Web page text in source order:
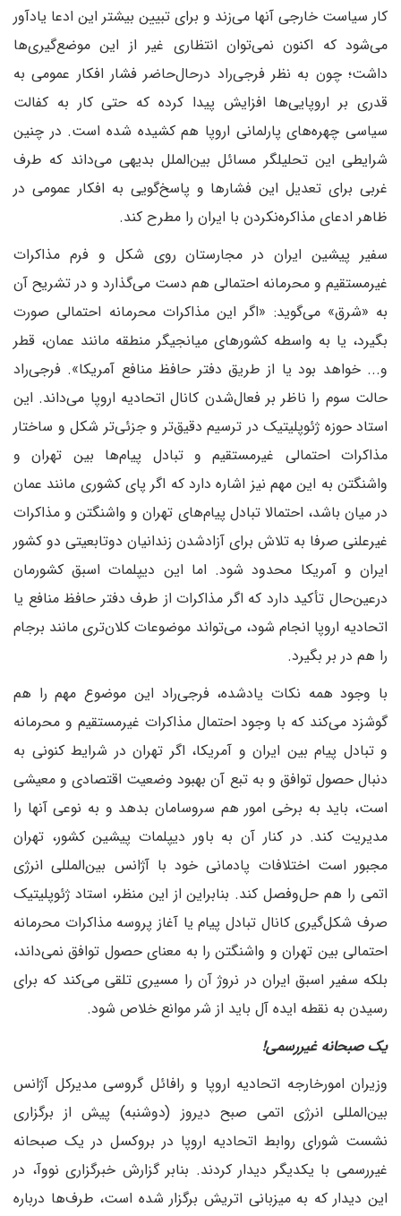
کار سیاست خارجی آنها می‌زند و برای تبیین بیشتر این ادعا یادآور
می‌شود که اکنون نمی‌توان انتظاری غیر از این موضع‌گیری‌ها
داشت؛ چون به نظر فرجی‌راد در‌حال‌حاضر فشار افکار عمومی به
قدری بر اروپایی‌ها افزایش پیدا کرده که حتی کار به کفالت
سیاسی چهره‌های پارلمانی اروپا هم کشیده شده است. در چنین
شرایطی این تحلیلگر مسائل بین‌الملل بدیهی می‌داند که طرف
غربی برای تعدیل این فشارها و پاسخ‌گویی به افکار عمومی در
ظاهر ادعای مذاکره‌نکردن با ایران را مطرح کند.
سفیر پیشین ایران در مجارستان روی شکل و فرم مذاکرات
غیرمستقیم و محرمانه احتمالی هم دست می‌گذارد و در تشریح آن
به «شرق» می‌گوید: «اگر این مذاکرات محرمانه احتمالی صورت
بگیرد، یا به واسطه کشورهای میانجیگر منطقه مانند عمان، قطر
و... خواهد بود یا از طریق دفتر حافظ منافع آمریکا». فرجی‌راد
حالت سوم را ناظر بر فعال‌شدن کانال اتحادیه اروپا می‌داند. این
استاد حوزه ژئوپلیتیک در ترسیم دقیق‌تر و جزئی‌تر شکل و ساختار
مذاکرات احتمالی غیرمستقیم و تبادل پیام‌ها بین تهران و
واشنگتن به این مهم نیز اشاره دارد که اگر پای کشوری مانند عمان
در میان باشد، احتمالا تبادل پیام‌های تهران و واشنگتن و مذاکرات
غیرعلنی صرفا به تلاش برای آزاد‌شدن زندانیان دوتابعیتی دو کشور
ایران و آمریکا محدود شود. اما این دیپلمات اسبق کشورمان
در‌عین‌حال تأکید دارد که اگر مذاکرات از طرف دفتر حافظ منافع یا
اتحادیه اروپا انجام شود، می‌تواند موضوعات کلان‌تری مانند برجام
را هم در بر بگیرد.
با وجود همه نکات یادشده، فرجی‌راد این موضوع مهم را هم
گوشزد می‌کند که با وجود احتمال مذاکرات غیرمستقیم و محرمانه
و تبادل پیام بین ایران و آمریکا، اگر تهران در شرایط کنونی به
دنبال حصول توافق و به تبع آن بهبود وضعیت اقتصادی و معیشی
است، باید به برخی امور هم سر‌و‌سامان بدهد و به نوعی آنها را
مدیریت کند. در کنار آن به باور دیپلمات پیشین کشور، تهران
مجبور است اختلافات پادمانی خود با آژانس بین‌المللی انرژی
اتمی را هم حل‌وفصل کند. بنابراین از این منظر، استاد ژئوپلیتیک
صرف شکل‌گیری کانال تبادل پیام یا آغاز پروسه مذاکرات محرمانه
احتمالی بین تهران و واشنگتن را به معنای حصول توافق نمی‌داند،
بلکه سفیر اسبق ایران در نروژ آن را مسیری تلقی می‌کند که برای
رسیدن به نقطه ایده آل باید از شر موانع خلاص شود.
یک صبحانه غیررسمی!
وزیران امورخارجه اتحادیه اروپا و رافائل گروسی مدیرکل آژانس
بین‌المللی انرژی اتمی صبح دیروز (دوشنبه) پیش از برگزاری
نشست شورای روابط اتحادیه اروپا در بروکسل در یک صبحانه
غیررسمی با یکدیگر دیدار کردند. بنابر گزارش خبرگزاری نووآ، در
این دیدار که به میزبانی اتریش برگزار شده است، طرف‌ها درباره